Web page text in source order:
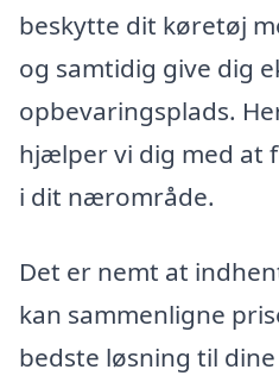
beskytte dit køretøj
og samtidig give dig
opbevaringsplads.
hjælper vi dig med at
i dit nærområde.
Det er nemt at
kan sammenligne
bedste løsning til